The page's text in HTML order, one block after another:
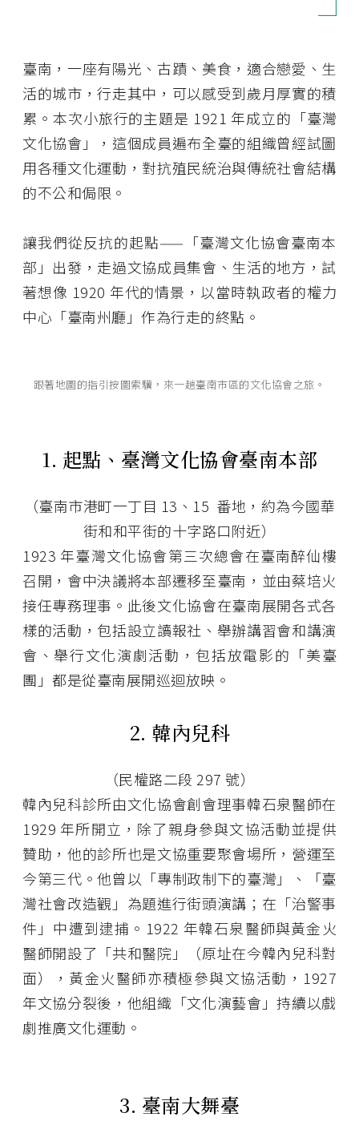
臺南，一座有陽光、古蹟、美食，適合戀愛、生
活的城市，行走其中，可以感受到歲月厚實的積
累。本次小旅行的主題是 1921 年成立的「臺灣
文化協會」，這個成員遍布全臺的組織曾經試圖
用各種文化運動，對抗殖民統治與傳統社會結構
的不公和侷限。
讓我們從反抗的起點——「臺灣文化協會臺南本
部」出發，走過文協成員集會、生活的地方，試
著想像 1920 年代的情景，以當時執政者的權力
中心「臺南州廳」作為行走的終點。
跟著地圖的指引按圖索驥，來一趟臺南市區的文化協會之旅。
1. 起點、臺灣文化協會臺南本部
（臺南市港町一丁目 13、15 番地，約為今國華
街和和平街的十字路口附近）
1923 年臺灣文化協會第三次總會在臺南醉仙樓
召開，會中決議將本部遷移至臺南，並由蔡培火
接任專務理事。此後文化協會在臺南展開各式各
樣的活動，包括設立讀報社、舉辦講習會和講演
會、舉行文化演劇活動，包括放電影的「美臺
團」都是從臺南展開巡迴放映。
2. 韓內兒科
（民權路二段 297 號）
韓內兒科診所由文化協會創會理事韓石泉醫師在
1929 年所開立，除了親身參與文協活動並提供
贊助，他的診所也是文協重要聚會場所，營運至
今第三代。他曾以「專制政制下的臺灣」、「臺
灣社會改造觀」為題進行街頭演講；在「治警事
件」中遭到逮捕。1922 年韓石泉醫師與黃金火
醫師開設了「共和醫院」（原址在今韓內兒科對
面），黃金火醫師亦積極參與文協活動，1927
年文協分裂後，他組織「文化演藝會」持續以戲
劇推廣文化運動。
3. 臺南大舞臺